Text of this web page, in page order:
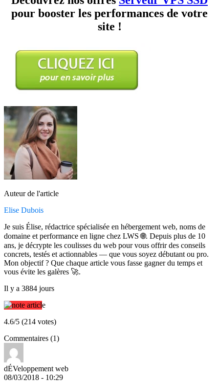
pour booster les performances de votre
site !
Auteur de l'article
Elise Dubois
Je suis Élise, rédactrice spécialisée en hébergement web, noms de
domaine et performance en ligne chez LWS 🌐. Depuis plus de 10
ans, je décrypte les coulisses du web pour vous offrir des conseils
concrets, testés et actionnables — que vous soyez débutant ou pro.
Mon objectif ? Que chaque article vous fasse gagner du temps et
vous évite les galères 🚀.
Il y a 3884 jours
4.6/5 (214 votes)
Commentaires (1)
dÉVeloppement web
08/03/2018 - 10:29